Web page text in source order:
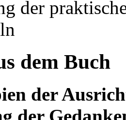
der
dem Buch
der
der